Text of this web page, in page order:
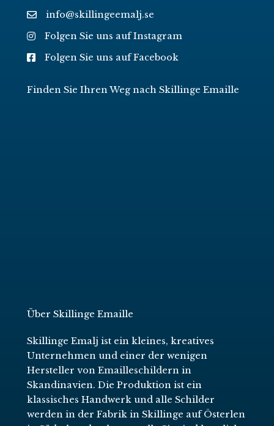
info@skillingeemalj.se
Folgen Sie uns auf Instagram
Folgen Sie uns auf Facebook
Finden Sie Ihren Weg nach Skillinge Emaille
Über Skillinge Emaille
Skillinge Emalj ist ein kleines, kreatives
Unternehmen und einer der wenigen
Hersteller von Emailleschildern in
Skandinavien. Die Produktion ist ein
klassisches Handwerk und alle Schilder
werden in der Fabrik in Skillinge auf Österlen